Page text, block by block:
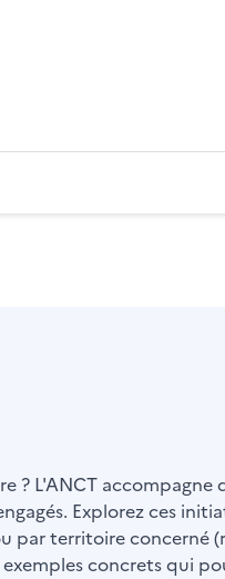
L'ANCT accompagne
Explorez ces
par territoire concerné
concrets qui